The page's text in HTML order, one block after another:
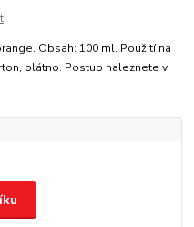
Obsah: 100 ml. Použití na
plátno. Postup naleznete v